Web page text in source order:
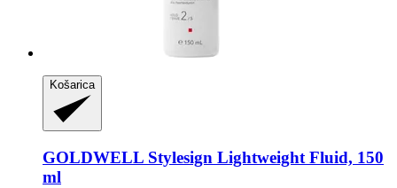
Košarica
GOLDWELL Stylesign Lightweight Fluid, 150
ml